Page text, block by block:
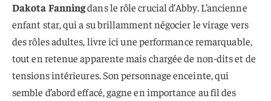
Dakota Fanningdans le rôle crucial d’Abby. L’ancienne
enfant star, qui a su brillamment négocier le virage vers
des rôles adultes, livre ici une performance remarquable,
tout en retenue apparente mais chargée de non-dits et de
tensions intérieures. Son personnage enceinte, qui
semble d’abord effacé, gagne en importance au fil des